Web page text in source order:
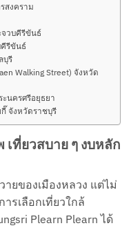
สงคราม
วบคีรีขันธ์
รีขันธ์
บุรี
Walking Street) จังหวัด
นครศรีอยุธยา
จังหวัดราชบุรี
เที่ยวสบาย ๆ งบหลัก
ยของเมืองหลวง แต่ไม่
รเลือกเที่ยวใกล้
Plearn Plearn ได้